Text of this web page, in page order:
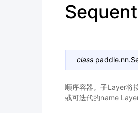
class paddle.nn.
顺序容器。子Layer将
或可迭代的name